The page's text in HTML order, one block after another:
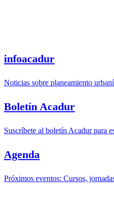
infoacadur
Noticias sobre planeamiento
Boletín Acadur
Suscríbete al boletín Acadur para
Agenda
Próximos eventos: Cursos,